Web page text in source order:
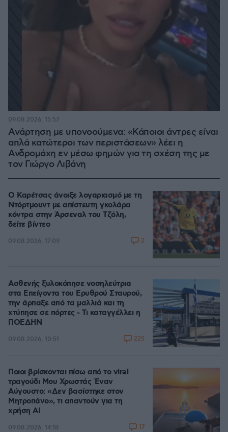
Ανάρτηση με υπονοούμενα: «Κάποιοι άντρες είναι
απλά κατώτεροι των περιστάσεων» λέει η
Ανδρομάχη εν μέσω φημών για τη σχέση της με
τον Γιώργο Λιβάνη
09.08.2026, 15:57
Ο Καρέτσας άνοιξε λογαριασμό με τη
Ντόρτμουντ με απίστευτη γκολάρα
κόντρα στην Άρσεναλ του Τζόλη,
δείτε βίντεο
09.08.2026, 17:09 2
Ασθενής ξυλοκόπησε νοσηλεύτρια
στα Επείγοντα του Ερυθρού Σταυρού,
την άρπαξε από τα μαλλιά και τη
χτύπησε σε πόρτες - Τι καταγγέλλει η
ΠΟΕΔΗΝ
09.08.2026, 10:51 225
Ποιοι βρίσκονται πίσω από το viral
τραγούδι Μου Χρωστάς Έναν
Αύγουστο: «Δεν βασίστηκε στον
Μητροπάνο», τι απαντούν για τη
χρήση AI
09.08.2026, 14:18 17